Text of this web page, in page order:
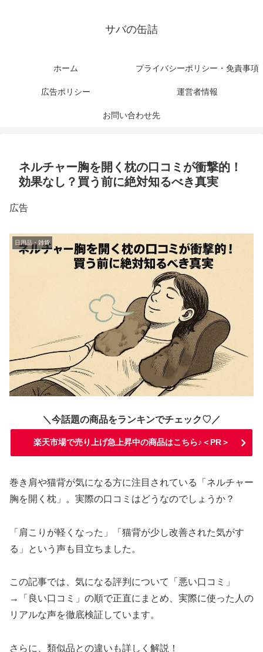
サバの缶詰
ホーム プライバシーポリシー・免責事項
広告ポリシー 運営者情報
お問い合わせ先
ネルチャー胸を開く枕の口コミが衝撃的！
効果なし？買う前に絶対知るべき真実
広告
日用品・雑貨
＼今話題の商品をランキンでチェック♡／
楽天市場で売り上げ急上昇中の商品はこちら♪＜PR＞
巻き肩や猫背が気になる方に注目されている「ネルチャー
胸を開く枕」。実際の口コミはどうなのでしょうか？
「肩こりが軽くなった」「猫背が少し改善された気がす
る」という声も目立ちました。
この記事では、気になる評判について「悪い口コミ」
→「良い口コミ」の順で正直にまとめ、実際に使った人の
リアルな声を徹底検証しています。
さらに、類似品との違いも詳しく解説！